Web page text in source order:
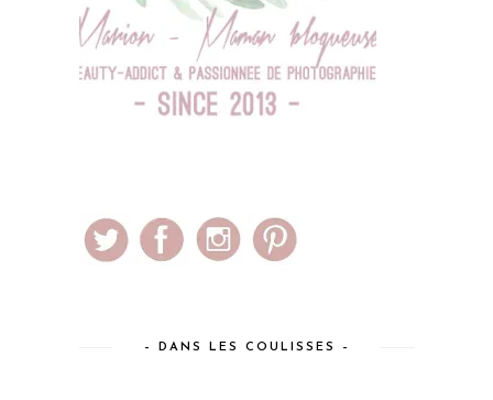
– DANS LES COULISSES –